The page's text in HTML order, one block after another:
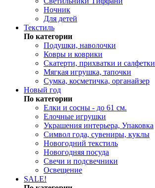
Ночник
Для детей
Текстиль
По категории
Подушки, наволочки
Ковры и коврики
Скатерти, прихватки и салфетки
Мягкая игрушка, тапочки
Сумка, косметичка, органайзер
Новый год
По категории
Елки и сосны - до 61 см.
Елочные игрушки
Украшения интерьера, Упаковка
Символ года, сувениры, куклы
Новогодний текстиль
Новогодняя посуда
Свечи и подсвечники
Освещение
SALE!